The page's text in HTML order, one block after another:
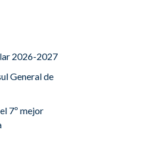
2026-2027
General de
7º mejor